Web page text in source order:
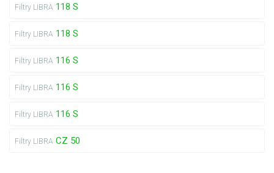
Filtry LIBRA 118 S
Filtry LIBRA 118 S
Filtry LIBRA 116 S
Filtry LIBRA 116 S
Filtry LIBRA 116 S
Filtry LIBRA CZ 50